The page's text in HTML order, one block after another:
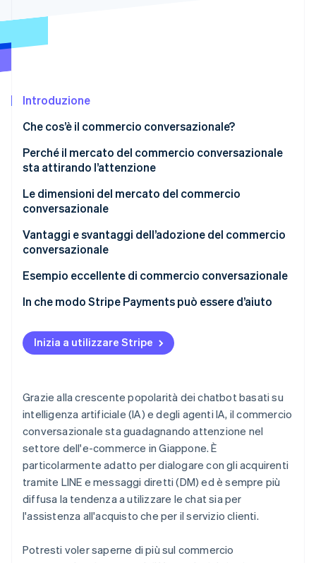
Prevenzione delle frodi
Climate
Identity
Verifica online dell'identità
Stripe Sessions 2026
Scopri come Stripe sta costruendo l'infrastruttura
Guarda ora
Introduzione
Che cos’è il commercio conversazionale?
Differenze rispetto ai chatbot
Perché il mercato del commercio conversazionale
sta attirando l’attenzione
Il passaggio dalle telefonate alle chat
agli acquisti
Le dimensioni del mercato del commercio
conversazionale
Giappone
Vantaggi e svantaggi dell’adozione del commercio
conversazionale
Vantaggi
Svantaggi
Esempio eccellente di commercio conversazionale
Rakuten Travel
In che modo Stripe Payments può essere d’aiuto
Inizia a utilizzare Stripe
Grazie alla crescente popolarità dei chatbot basati su
intelligenza artificiale (IA) e degli agenti IA, il commercio
conversazionale sta guadagnando attenzione nel
settore dell'e-commerce in Giappone. È
particolarmente adatto per dialogare con gli acquirenti
tramite LINE e messaggi diretti (DM) ed è sempre più
diffusa la tendenza a utilizzare le chat sia per
l'assistenza all'acquisto che per il servizio clienti.
Potresti voler saperne di più sul commercio